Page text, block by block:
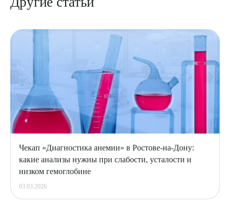
Чекап «Диагностика анемии» в Ростове-на-Дону:
какие анализы нужны при слабости, усталости и
низком гемоглобине
03.03.2026